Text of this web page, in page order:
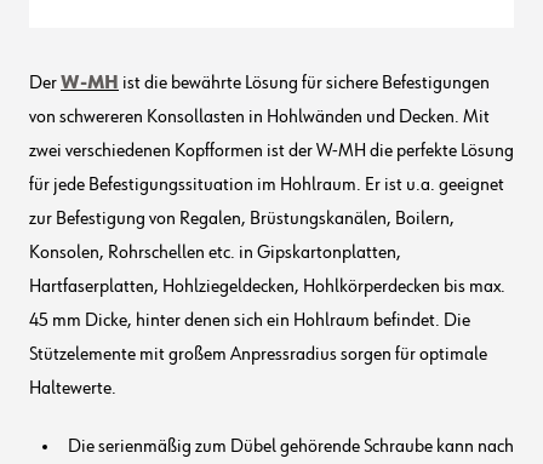
DerW-MH ist die bewährte Lösung für sichere Befestigungen
von schwereren Konsollasten in Hohlwänden und Decken. Mit
zwei verschiedenen Kopfformen ist der W-MH die perfekte Lösung
für jede Befestigungssituation im Hohlraum. Er ist u.a. geeignet
zur Befestigung von Regalen, Brüstungskanälen, Boilern,
Konsolen, Rohrschellen etc. in Gipskartonplatten,
Hartfaserplatten, Hohlziegeldecken, Hohlkörperdecken bis max.
45 mm Dicke, hinter denen sich ein Hohlraum befindet. Die
Stützelemente mit großem Anpressradius sorgen für optimale
Haltewerte.
Die serienmäßig zum Dübel gehörende Schraube kann nach